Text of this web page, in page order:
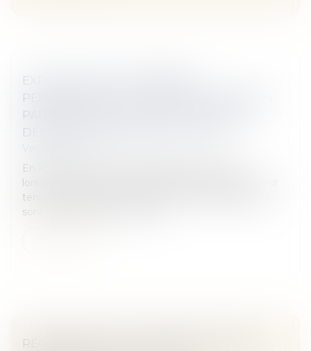
EXPLOITATION DE DONNÉES
PERSONNELLES : À PARTIR DE QUAND UN
PARTICULIER DOIT-IL EFFECTUER DES
DÉMARCHES AUPRÈS DE LA CNIL ?
En France et de manière générale en Europe,
lorsqu’un fichier traite de données personnelles, il est
tenu de respecter un certain nombre de règles, qui
sont posées notamment par...
RÉCEPTION TACITE : NÉCESSITÉ D'UNE